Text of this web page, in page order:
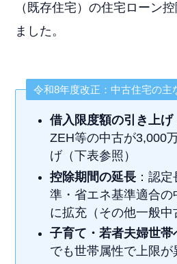
（既存住宅）の住宅ローン
ました。
令和8年度改正：中古住宅の主
借入限度額の引き上げ
ZEH等の中古が3,000
げ（下表参照）
控除期間の延長：認定
準・省エネ基準適合
に拡充（その他一般中
子育て・若者夫婦世帯
でも世帯属性で上限が